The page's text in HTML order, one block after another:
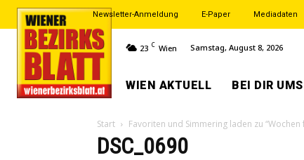
Newsletter-Anmeldung E-Paper Mediadaten
23 C Wien Samstag, August 8, 2026
WIEN AKTUELL BEI DIR
Start Favoriten und Simmering laden zu “Wochen
DSC_0690